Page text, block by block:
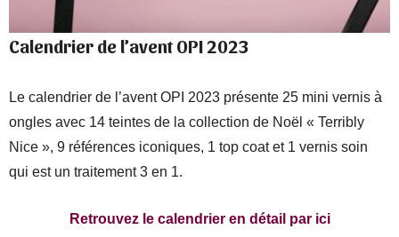
Calendrier de l’avent OPI 2023
Le calendrier de l’avent OPI 2023 présente 25 mini vernis à
ongles avec 14 teintes de la collection de Noël « Terribly
Nice », 9 références iconiques, 1 top coat et 1 vernis soin
qui est un traitement 3 en 1.
Retrouvez le calendrier en détail par ici